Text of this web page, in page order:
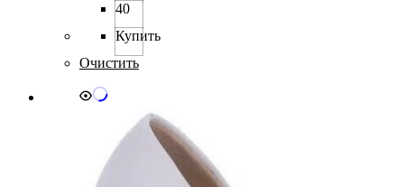
40
Купить
Очистить